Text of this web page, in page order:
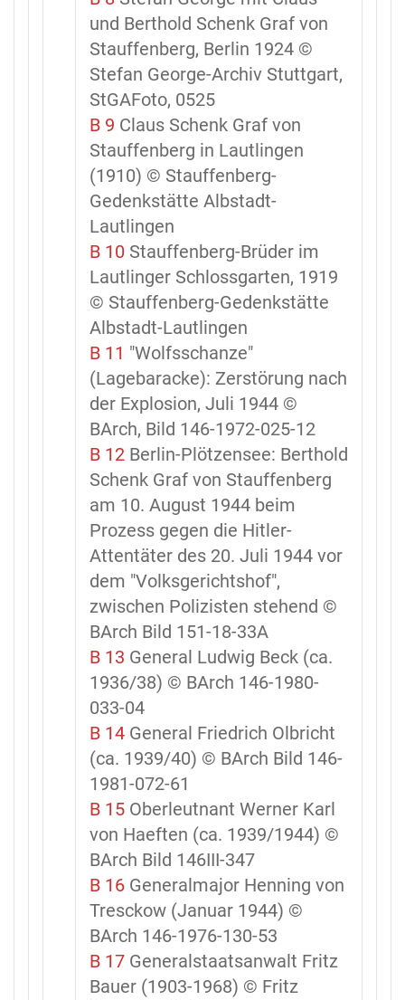
und Berthold Schenk Graf von
Stauffenberg, Berlin 1924 ©
Stefan George-Archiv Stuttgart,
StGAFoto, 0525
B 9 Claus Schenk Graf von
Stauffenberg in Lautlingen
(1910) © Stauffenberg-
Gedenkstätte Albstadt-
Lautlingen
B 10 Stauffenberg-Brüder im
Lautlinger Schlossgarten, 1919
© Stauffenberg-Gedenkstätte
Albstadt-Lautlingen
B 11 "Wolfsschanze"
(Lagebaracke): Zerstörung nach
der Explosion, Juli 1944 ©
BArch, Bild 146-1972-025-12
B 12 Berlin-Plötzensee: Berthold
Schenk Graf von Stauffenberg
am 10. August 1944 beim
Prozess gegen die Hitler-
Attentäter des 20. Juli 1944 vor
dem "Volksgerichtshof",
zwischen Polizisten stehend ©
BArch Bild 151-18-33A
B 13 General Ludwig Beck (ca.
1936/38) © BArch 146-1980-
033-04
B 14 General Friedrich Olbricht
(ca. 1939/40) © BArch Bild 146-
1981-072-61
B 15 Oberleutnant Werner Karl
von Haeften (ca. 1939/1944) ©
BArch Bild 146III-347
B 16 Generalmajor Henning von
Tresckow (Januar 1944) ©
BArch 146-1976-130-53
B 17 Generalstaatsanwalt Fritz
Bauer (1903-1968) © Fritz